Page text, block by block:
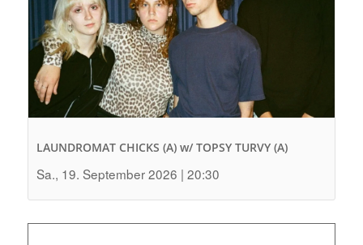
LAUNDROMAT CHICKS (A) w/ TOPSY TURVY (A)
Sa., 19. September 2026 | 20:30